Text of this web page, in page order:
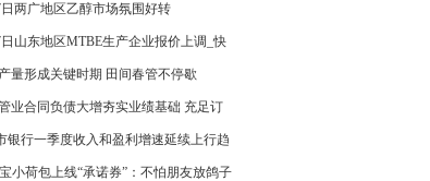
两广地区乙醇市场氛围好转
山东地区MTBE生产企业报价上调_快
量形成关键时期 田间春管不停歇
业合同负债大增夯实业绩基础 充足订
银行一季度收入和盈利增速延续上行趋
延续
小荷包上线“承诺券”：不怕朋友放鸽子